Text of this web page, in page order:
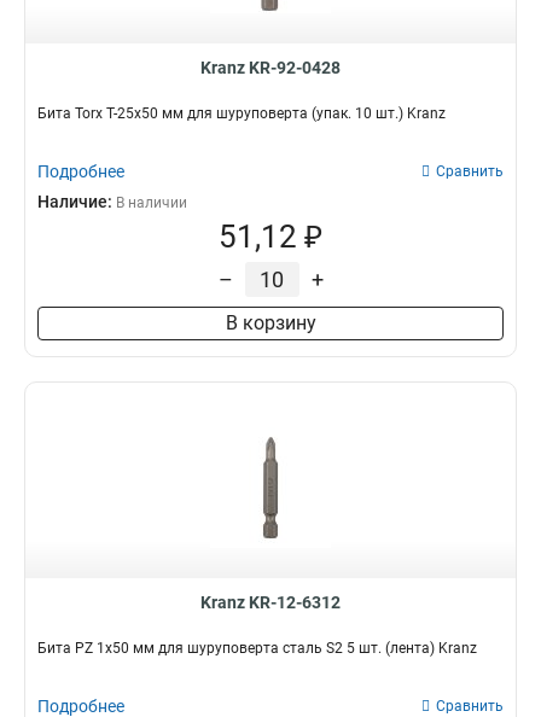
Kranz KR-92-0428
Бита Torx T-25х50 мм для шуруповерта (упак. 10 шт.) Kranz
Подробнее Сравнить
Наличие: В наличии
51,12 ₽
– +
В корзину
Kranz KR-12-6312
Бита PZ 1x50 мм для шуруповерта сталь S2 5 шт. (лента) Kranz
Подробнее Сравнить